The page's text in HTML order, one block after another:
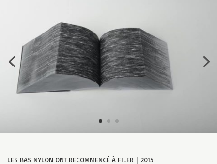
LES BAS NYLON ONT RECOMMENCÉ À FILER｜2015